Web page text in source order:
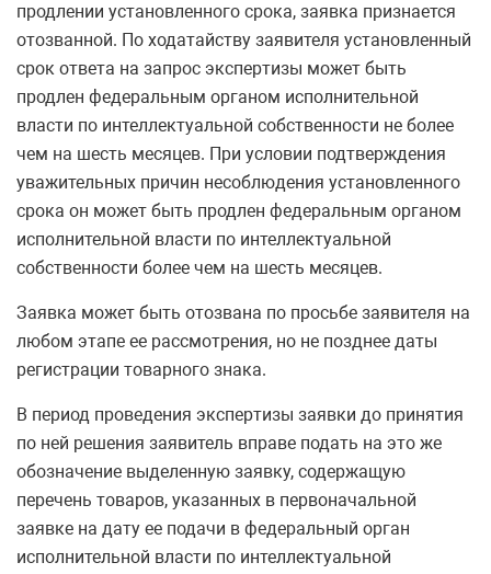
продлении установленного срока, заявка признается
отозванной. По ходатайству заявителя установленный
срок ответа на запрос экспертизы может быть
продлен федеральным органом исполнительной
власти по интеллектуальной собственности не более
чем на шесть месяцев. При условии подтверждения
уважительных причин несоблюдения установленного
срока он может быть продлен федеральным органом
исполнительной власти по интеллектуальной
собственности более чем на шесть месяцев.
Заявка может быть отозвана по просьбе заявителя на
любом этапе ее рассмотрения, но не позднее даты
регистрации товарного знака.
В период проведения экспертизы заявки до принятия
по ней решения заявитель вправе подать на это же
обозначение выделенную заявку, содержащую
перечень товаров, указанных в первоначальной
заявке на дату ее подачи в федеральный орган
исполнительной власти по интеллектуальной